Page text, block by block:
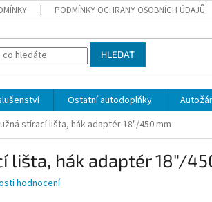
PODMÍNKY OCHRANY OSOBNÍCH ÚDAJŮ
HLEDAT
Ostatní autodoplňky
stírací lišta, hák adaptér 18"/450 mm
lišta, hák adaptér 18"/
hodnocení